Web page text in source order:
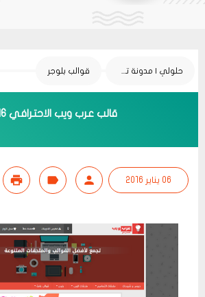
حلولي | مدونة تقنية قوالب بلوجر
قالب عرب ويب الاحترافي 2016
06 يناير 2016